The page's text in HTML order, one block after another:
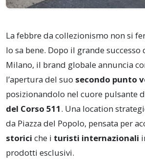
La febbre da collezionismo non si
lo sa bene. Dopo il grande
Milano, il brand globale annuncia
l’apertura del suo secondo punto
posizionandolo nel cuore pulsante
del Corso 511. Una location
da Piazza del Popolo, pensata per
storici che i turisti internazionali
prodotti esclusivi.